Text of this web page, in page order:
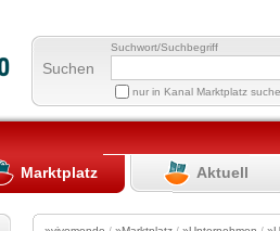
Suchen
Suchwort/Suchbegriff
nur in Kanal Marktplatz
Marktplatz Aktuell